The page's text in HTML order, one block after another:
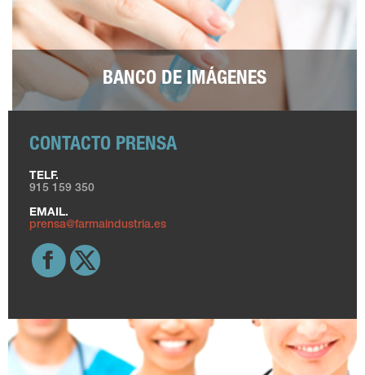
BANCO DE IMÁGENES
CONTACTO PRENSA
TELF.
915 159 350
EMAIL.
prensa@farmaindustria.es